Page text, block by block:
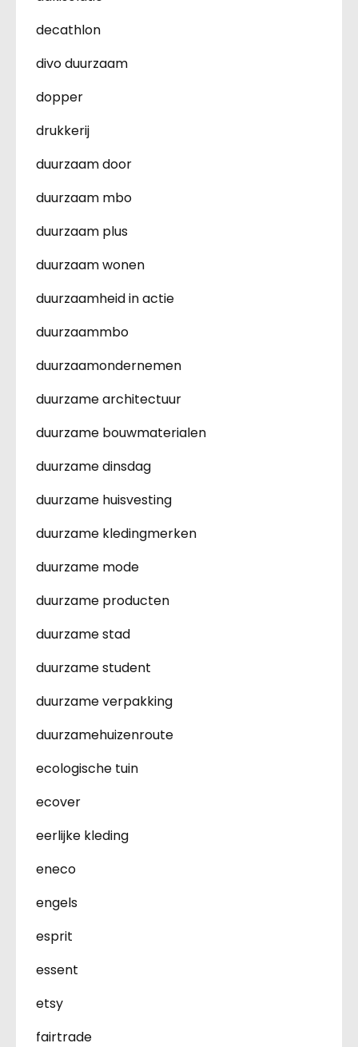
decathlon
divo duurzaam
dopper
drukkerij
duurzaam door
duurzaam mbo
duurzaam plus
duurzaam wonen
duurzaamheid in actie
duurzaammbo
duurzaamondernemen
duurzame architectuur
duurzame bouwmaterialen
duurzame dinsdag
duurzame huisvesting
duurzame kledingmerken
duurzame mode
duurzame producten
duurzame stad
duurzame student
duurzame verpakking
duurzamehuizenroute
ecologische tuin
ecover
eerlijke kleding
eneco
engels
esprit
essent
etsy
fairtrade